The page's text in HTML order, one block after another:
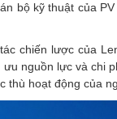
bộ kỹ thuật của
chiến lược của
nguồn lực và chi
thù hoạt động của